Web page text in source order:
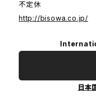
不定休
http://bisowa.co.jp/
日本